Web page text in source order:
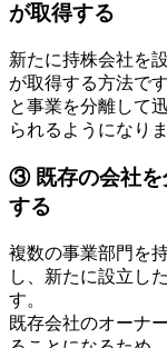
が取得する
新たに持株会社を
が取得する方法で
と事業を分離して
られるようになりま
③ 既存の会社を
する
複数の事業部門を
し、新たに設立し
す。
既存会社のオーナ